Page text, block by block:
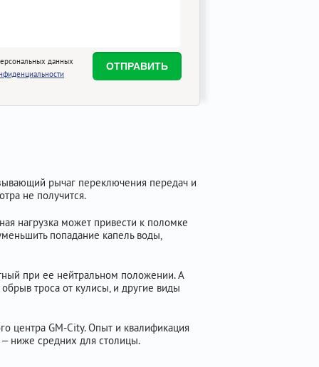
данных
рычаг переключения передач и
не получится.
нагрузка может привести к поломке
попадание капель воды,
при ее нейтральном положении. А
троса от кулисы, и другие виды
центра GM-City. Опыт и квалификация
– ниже средних для столицы.